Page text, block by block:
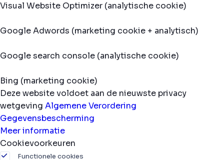
Visual Website Optimizer (analytische cookie)
Google Adwords (marketing cookie + analytisch)
Google search console (analytische cookie)
Bing (marketing cookie)
Deze website voldoet aan de nieuwste privacy
wetgeving Algemene Verordering
Gegevensbescherming
Meer informatie
Cookievoorkeuren
Functionele cookies